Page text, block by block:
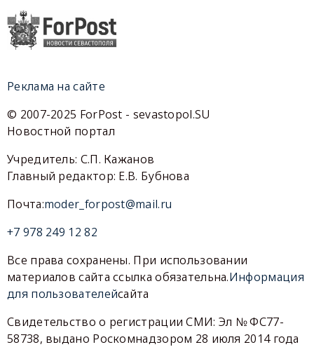
Реклама на сайте
© 2007-2025 ForPost - sevastopol.SU
Новостной портал
Учредитель: С.П. Кажанов
Главный редактор: Е.В. Бубнова
Почта:moder_forpost@mail.ru
+7 978 249 12 82
Все права сохранены. При использовании
материалов сайта ссылка обязательна.Информация
для пользователейсайта
Свидетельство о регистрации СМИ: Эл № ФС77-
58738, выдано Роскомнадзором 28 июля 2014 года